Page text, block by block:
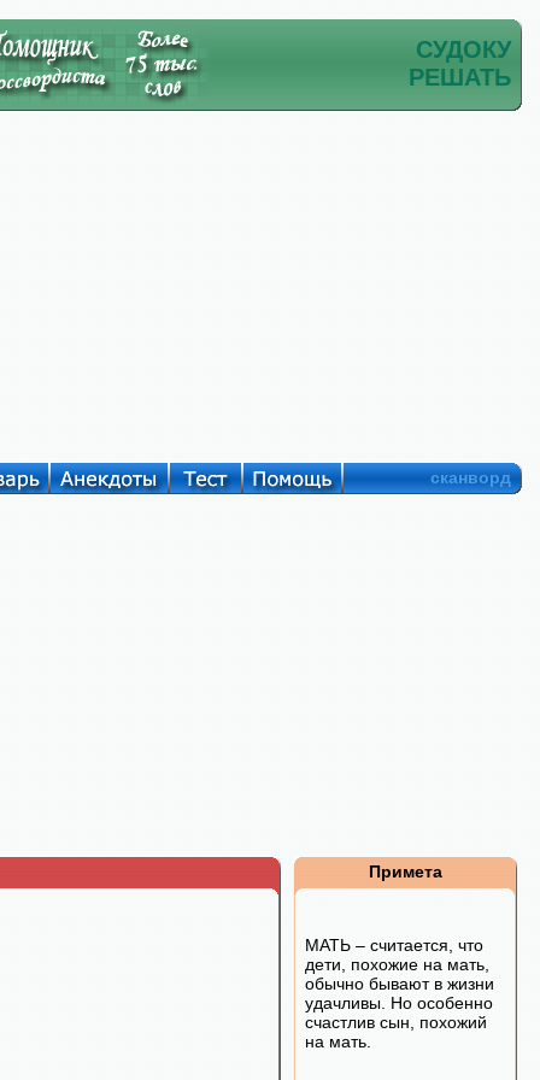
СУДОКУ
РЕШАТЬ
сканворд
Примета
МАТЬ – считается, что
дети, похожие на мать,
обычно бывают в жизни
удачливы. Но особенно
счастлив сын, похожий
на мать.